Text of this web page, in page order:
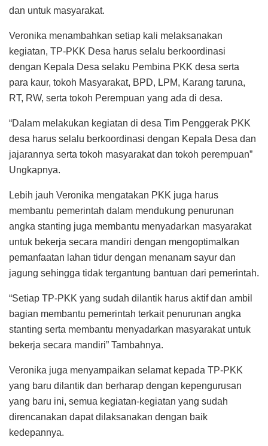
dan untuk masyarakat.
Veronika menambahkan setiap kali melaksanakan
kegiatan, TP-PKK Desa harus selalu berkoordinasi
dengan Kepala Desa selaku Pembina PKK desa serta
para kaur, tokoh Masyarakat, BPD, LPM, Karang taruna,
RT, RW, serta tokoh Perempuan yang ada di desa.
“Dalam melakukan kegiatan di desa Tim Penggerak PKK
desa harus selalu berkoordinasi dengan Kepala Desa dan
jajarannya serta tokoh masyarakat dan tokoh perempuan”
Ungkapnya.
Lebih jauh Veronika mengatakan PKK juga harus
membantu pemerintah dalam mendukung penurunan
angka stanting juga membantu menyadarkan masyarakat
untuk bekerja secara mandiri dengan mengoptimalkan
pemanfaatan lahan tidur dengan menanam sayur dan
jagung sehingga tidak tergantung bantuan dari pemerintah.
“Setiap TP-PKK yang sudah dilantik harus aktif dan ambil
bagian membantu pemerintah terkait penurunan angka
stanting serta membantu menyadarkan masyarakat untuk
bekerja secara mandiri” Tambahnya.
Veronika juga menyampaikan selamat kepada TP-PKK
yang baru dilantik dan berharap dengan kepengurusan
yang baru ini, semua kegiatan-kegiatan yang sudah
direncanakan dapat dilaksanakan dengan baik
kedepannya.